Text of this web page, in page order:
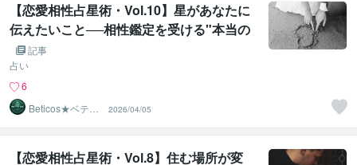
【恋愛相性占星術・Vol.10】星があなたに
伝えたいこと──相性鑑定を受ける"本当の
理由"
記事
占い
6
Beticos★ベティ
コ 占星術師
2026/04/05
【恋愛相性占星術・Vol.8】住む場所が変